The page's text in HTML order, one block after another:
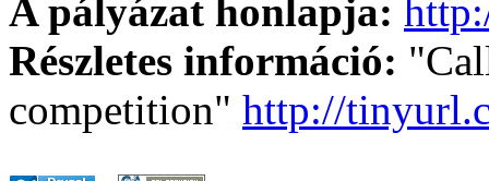
A pályázat honlapja:
Részletes információ:
competition" http://